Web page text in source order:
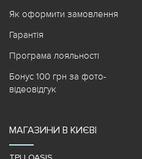
Як оформити замовлення
Гарантія
Програма лояльності
Бонус 100 грн за фото-
відеовідгук
МАГАЗИНИ В КИЄВІ